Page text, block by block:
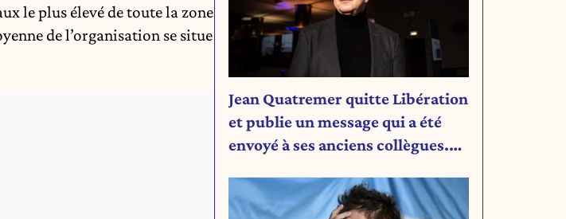
le plus élevé de toute la zone
de l’organisation se situe
Jean Quatremer quitte Libération
et publie un message qui a été
envoyé à ses anciens collègues.